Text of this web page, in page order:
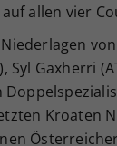
auf allen vier
Syl Gaxherri
Kroaten